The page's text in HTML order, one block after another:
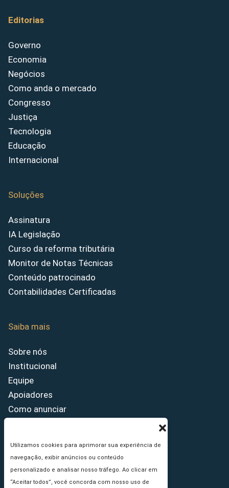
Utilizamos cookies para aprimorar sua experiência de
navegação, exibir anúncios ou conteúdo
personalizado e analisar nosso tráfego. Ao clicar em
“Aceitar todos”, você concorda com nosso uso de
Editorias
Governo
Economia
Negócios
Como anda o mercado
Congresso
Justiça
Tecnologia
Educação
Internacional
Soluções
Assinatura
IA Legislação
Curso da reforma tributária
Monitor de Notas Técnicas
Conteúdo patrocinado
Contabilidades Certificadas
Saiba mais
Sobre nós
Institucional
Equipe
Apoiadores
Como anunciar
Princípios Editoriais